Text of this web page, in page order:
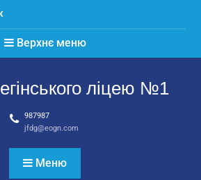
Верхнє меню
ліцею №1
987987
jfdg@eogn.com
Меню